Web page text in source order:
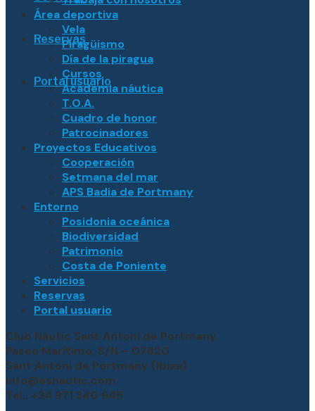
Reservas
Portal usuario
Área deportiva
Vela
Piragüismo
Día de la piragua
Cursos
Academia náutica
T.O.A.
Cuadro de honor
Patrocinadores
Proyectos Educativos
Cooperación
Setmana del mar
APS Badia de Portmany
Entorno
Posidonia oceánica
Biodiversidad
Patrimonio
Costa de Poniente
Servicios
Reservas
Portal usuario
Club Nàutic Sant Antoni de Portmany
Paseo Marítimo, S/N – 07820
Sant Antoni de Portmany (Ibiza)
info@esnautic.com
Tel.: +34 971 340 645